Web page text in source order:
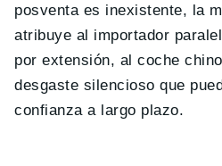
posventa es inexistente, la
atribuye al importador
por extensión, al coche
desgaste silencioso que
confianza a largo plazo.